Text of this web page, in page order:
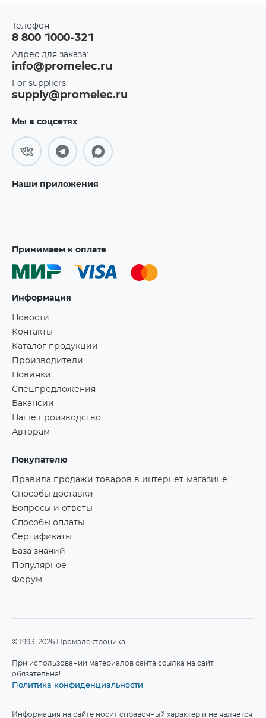
Телефон:
8 800 1000-321
Адрес для заказа:
info@promelec.ru
For suppliers:
supply@promelec.ru
Мы в соцсетях
Наши приложения
Принимаем к оплате
Информация
Новости
Контакты
Каталог продукции
Производители
Новинки
Спецпредложения
Вакансии
Наше производство
Авторам
Покупателю
Правила продажи товаров в интернет-магазине
Способы доставки
Вопросы и ответы
Способы оплаты
Сертификаты
База знаний
Популярное
Форум
©1993–2026 Промэлектроника
При использовании материалов сайта ссылка на сайт
обязательна!
Политика конфиденциальности
Информация на сайте носит справочный характер и не является